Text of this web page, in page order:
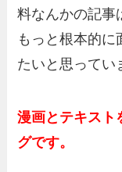
料なんかの記事
もっと根本的に
たいと思ってい
漫画とテキスト
グです。